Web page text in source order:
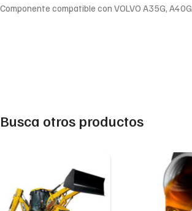
Componente compatible con VOLVO A35G, A40G
Busca otros productos